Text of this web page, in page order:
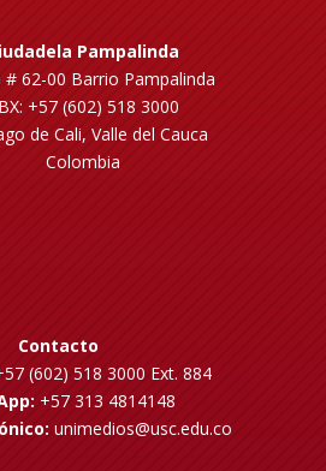
Pampalinda
# 62-00 Barrio Pampalinda
+57 (602) 518 3000
de Cali, Valle del Cauca
Colombia
Contacto
(602) 518 3000 Ext. 884
+57 313 4814148
unimedios@usc.edu.co